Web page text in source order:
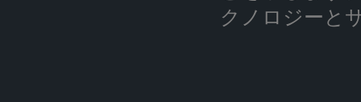
クノロジーと